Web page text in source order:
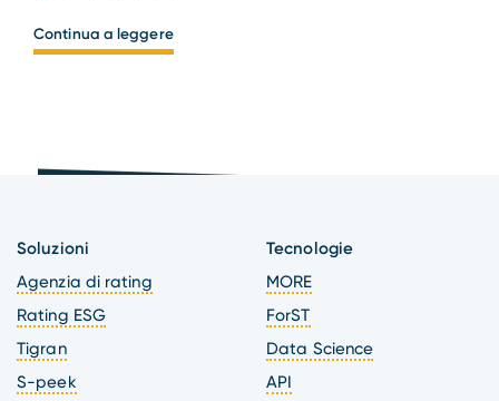
Continua a leggere
Soluzioni
Agenzia di rating
Rating ESG
Tigran
S-peek
Tecnologie
MORE
ForST
Data Science
API